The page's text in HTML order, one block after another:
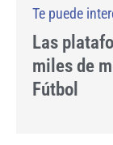
Las
miles de
Fútbol